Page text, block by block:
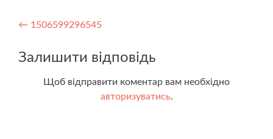
Навігація
записів
← 1506599296545
Залишити відповідь
Щоб відправити коментар вам необхідно
авторизуватись.